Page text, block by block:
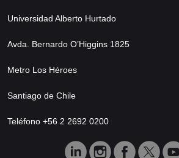
Universidad Alberto Hurtado
Avda. Bernardo O’Higgins 1825
Metro Los Héroes
Santiago de Chile
Teléfono +56 2 2692 0200